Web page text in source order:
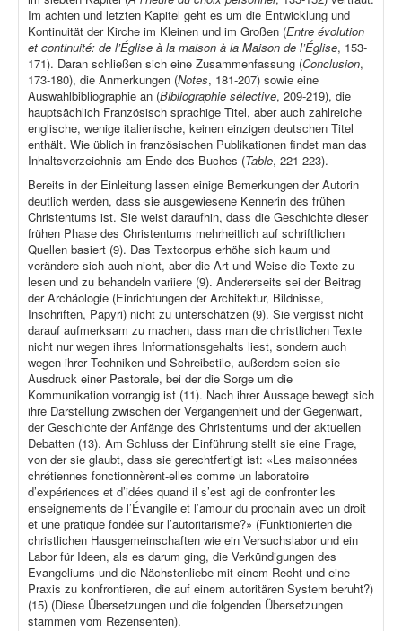
Im achten und letzten Kapitel geht es um die Entwicklung und
Kontinuität der Kirche im Kleinen und im Großen (Entre évolution
et continuité: de l’Église à la maison à la Maison de l’Église, 153-
171). Daran schließen sich eine Zusammenfassung (Conclusion,
173-180), die Anmerkungen (Notes, 181-207) sowie eine
Auswahlbibliographie an (Bibliographie sélective, 209-219), die
hauptsächlich Französisch sprachige Titel, aber auch zahlreiche
englische, wenige italienische, keinen einzigen deutschen Titel
enthält. Wie üblich in französischen Publikationen findet man das
Inhaltsverzeichnis am Ende des Buches (Table, 221-223).
Bereits in der Einleitung lassen einige Bemerkungen der Autorin
deutlich werden, dass sie ausgewiesene Kennerin des frühen
Christentums ist. Sie weist daraufhin, dass die Geschichte dieser
frühen Phase des Christentums mehrheitlich auf schriftlichen
Quellen basiert (9). Das Textcorpus erhöhe sich kaum und
verändere sich auch nicht, aber die Art und Weise die Texte zu
lesen und zu behandeln variiere (9). Andererseits sei der Beitrag
der Archäologie (Einrichtungen der Architektur, Bildnisse,
Inschriften, Papyri) nicht zu unterschätzen (9). Sie vergisst nicht
darauf aufmerksam zu machen, dass man die christlichen Texte
nicht nur wegen ihres Informationsgehalts liest, sondern auch
wegen ihrer Techniken und Schreibstile, außerdem seien sie
Ausdruck einer Pastorale, bei der die Sorge um die
Kommunikation vorrangig ist (11). Nach ihrer Aussage bewegt sich
ihre Darstellung zwischen der Vergangenheit und der Gegenwart,
der Geschichte der Anfänge des Christentums und der aktuellen
Debatten (13). Am Schluss der Einführung stellt sie eine Frage,
von der sie glaubt, dass sie gerechtfertigt ist: «Les maisonnées
chrétiennes fonctionnèrent-elles comme un laboratoire
d’expériences et d’idées quand il s’est agi de confronter les
enseignements de l’Évangile et l’amour du prochain avec un droit
et une pratique fondée sur l’autoritarisme?» (Funktionierten die
christlichen Hausgemeinschaften wie ein Versuchslabor und ein
Labor für Ideen, als es darum ging, die Verkündigungen des
Evangeliums und die Nächstenliebe mit einem Recht und eine
Praxis zu konfrontieren, die auf einem autoritären System beruht?)
(15) (Diese Übersetzungen und die folgenden Übersetzungen
stammen vom Rezensenten).